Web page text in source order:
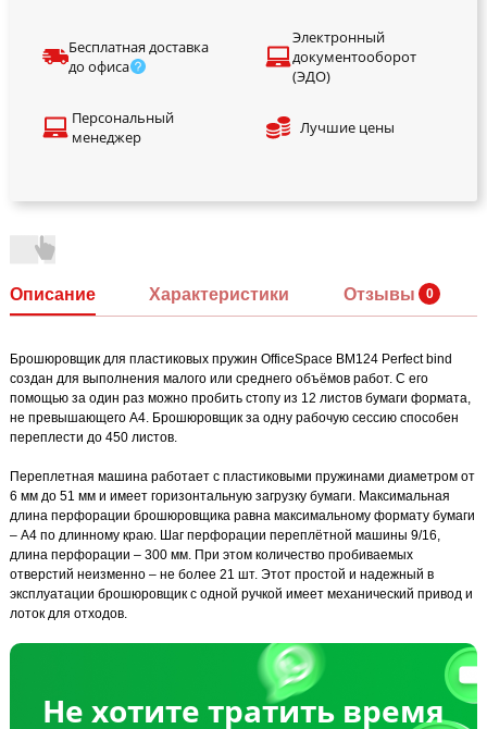
Бесплатная доставка
до офиса
Электронный
документооборот
(ЭДО)
Персональный
менеджер
Лучшие цены
Описание Характеристики Отзывы
Брошюровщик для пластиковых пружин OfficeSpace BM124 Perfect bind
создан для выполнения малого или среднего объёмов работ. С его
помощью за один раз можно пробить стопу из 12 листов бумаги формата,
не превышающего А4. Брошюровщик за одну рабочую сессию способен
переплести до 450 листов.
Переплетная машина работает с пластиковыми пружинами диаметром от
6 мм до 51 мм и имеет горизонтальную загрузку бумаги. Максимальная
длина перфорации брошюровщика равна максимальному формату бумаги
– А4 по длинному краю. Шаг перфорации переплётной машины 9/16,
длина перфорации – 300 мм. При этом количество пробиваемых
отверстий неизменно – не более 21 шт. Этот простой и надежный в
эксплуатации брошюровщик с одной ручкой имеет механический привод и
лоток для отходов.
Не хотите тратить время